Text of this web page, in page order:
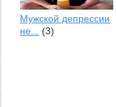
Мужской депрессии
не... (3)